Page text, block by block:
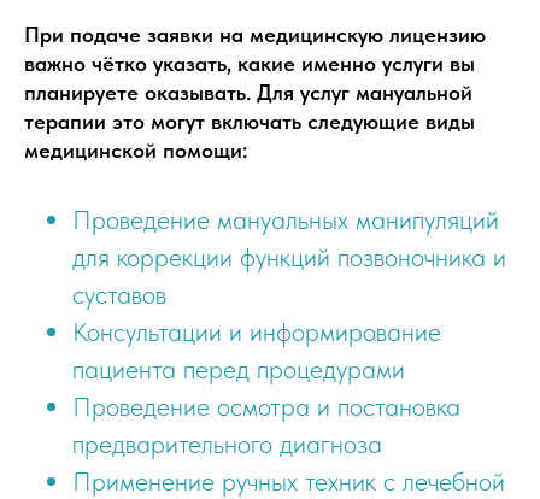
При подаче заявки на медицинскую лицензию
важно чётко указать, какие именно услуги вы
планируете оказывать. Для услуг мануальной
терапии это могут включать следующие виды
медицинской помощи:
Проведение мануальных манипуляций
для коррекции функций позвоночника и
суставов
Консультации и информирование
пациента перед процедурами
Проведение осмотра и постановка
предварительного диагноза
Применение ручных техник с лечебной